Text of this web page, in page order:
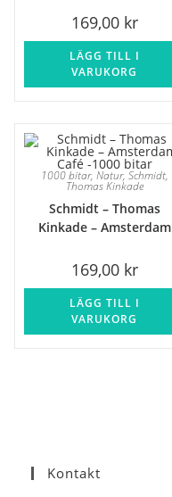
169,00 kr
LÄGG TILL I
VARUKORG
1000 bitar, Natur, Schmidt,
Thomas Kinkade
Schmidt – Thomas
Kinkade – Amsterdam
169,00 kr
LÄGG TILL I
VARUKORG
Kontakt